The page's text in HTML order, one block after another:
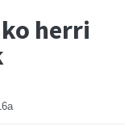
herri